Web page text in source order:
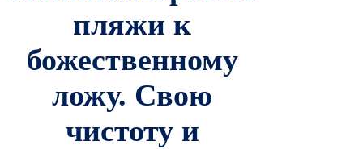
пляжи к
божественному
ложу. Свою
чистоту и